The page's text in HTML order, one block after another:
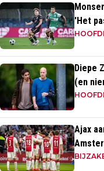
'Het
Diepe
(en
Ajax
zege